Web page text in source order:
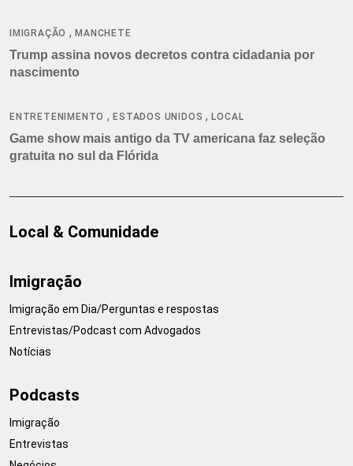
IMIGRAÇÃO ,MANCHETE
Trump assina novos decretos contra cidadania por
nascimento
ENTRETENIMENTO ,ESTADOS UNIDOS ,LOCAL
Game show mais antigo da TV americana faz seleção
gratuita no sul da Flórida
Local & Comunidade
Imigração
Imigração em Dia/Perguntas e respostas
Entrevistas/Podcast com Advogados
Notícias
Podcasts
Imigração
Entrevistas